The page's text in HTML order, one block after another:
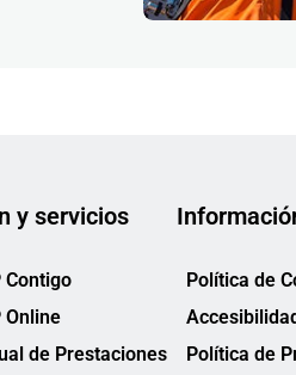
y servicios
Contigo
Online
de Prestaciones
Política de
Política de